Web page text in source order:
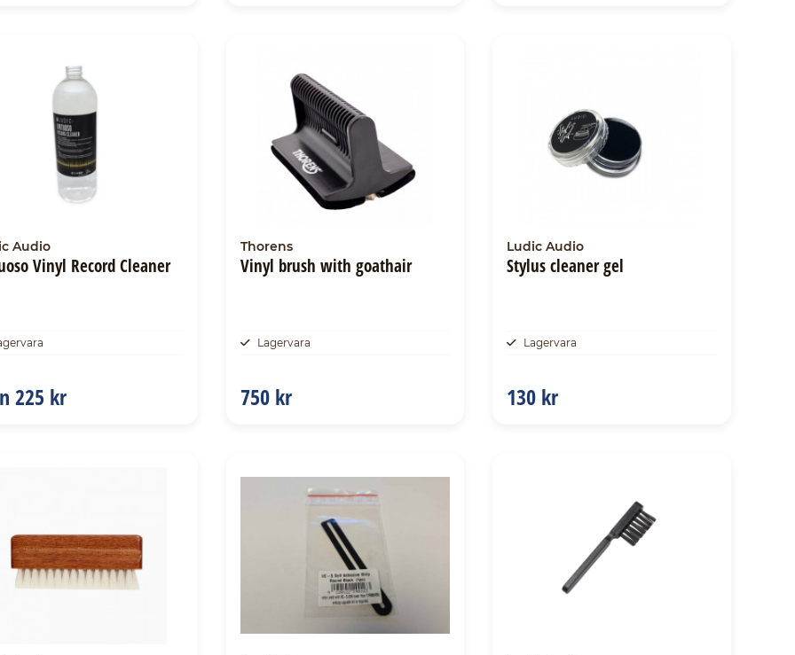
Audio
Vinyl Record Cleaner
225 kr
Thorens
Vinyl brush with goathair
Lagervara
750 kr
Ludic Audio
Stylus cleaner gel
Lagervara
130 kr